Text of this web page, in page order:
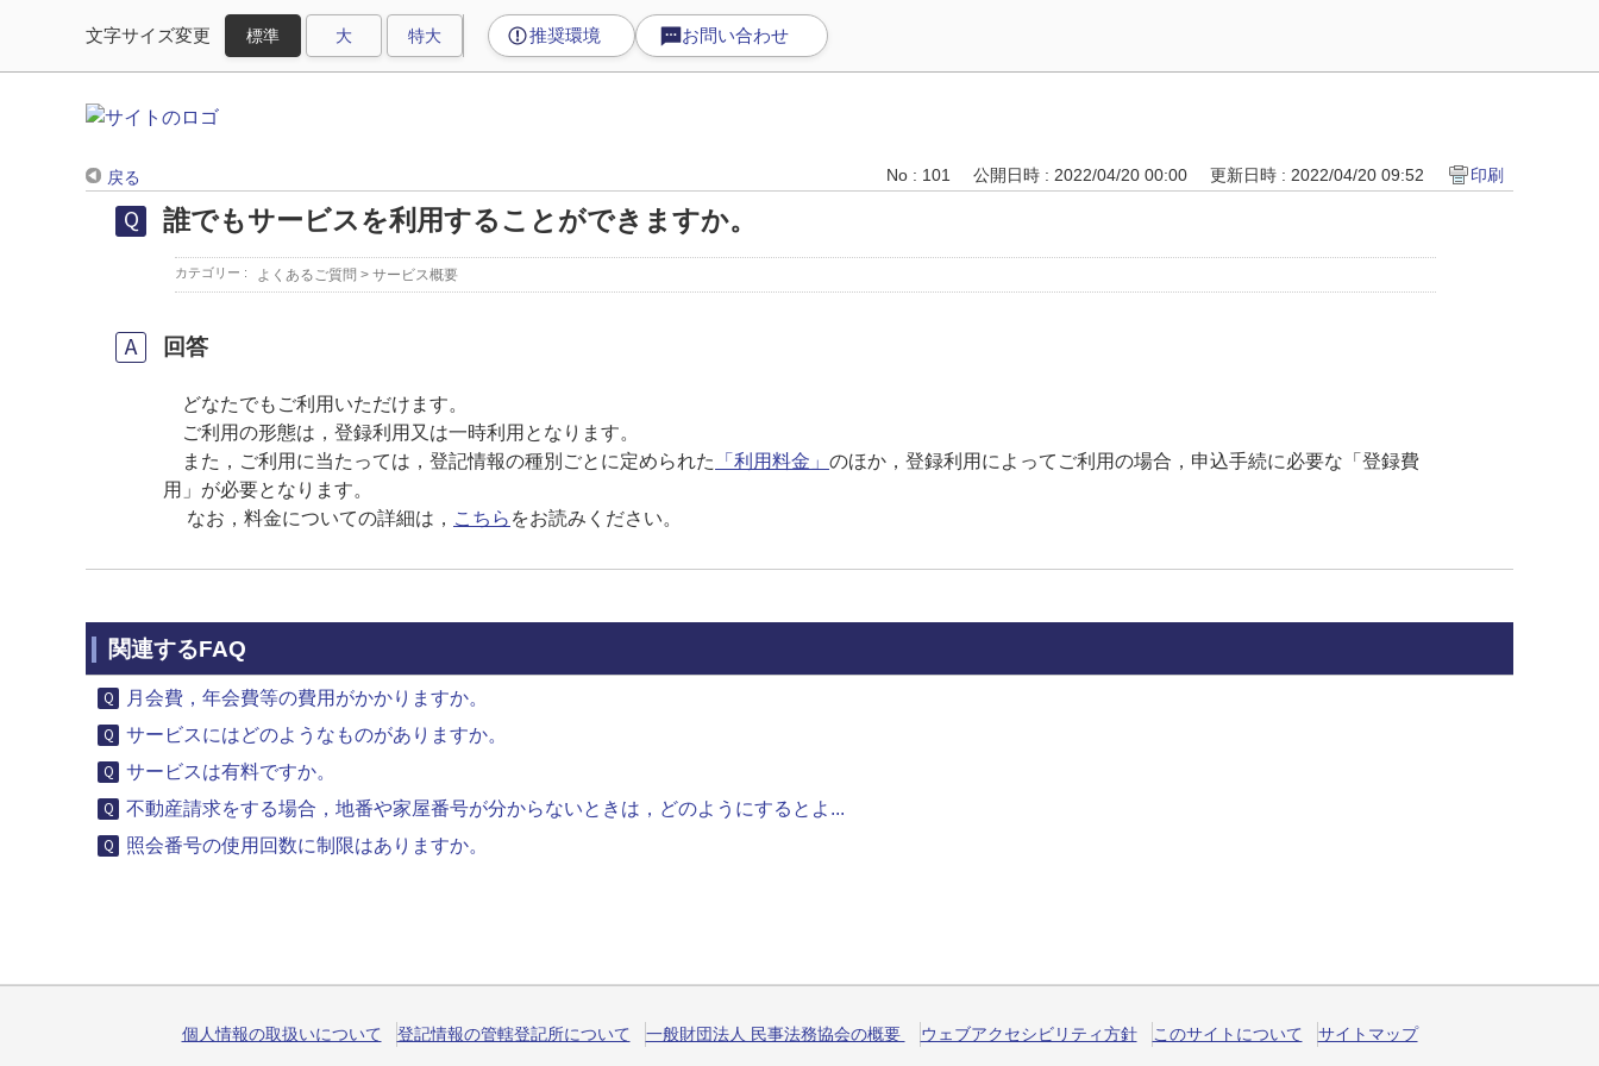
文字サイズ変更 推奨環境 お問い合わせ
戻る No : 101 公開日時 : 2022/04/20 00:00 更新日時 : 2022/04/20 09:52 印刷
誰でもサービスを利用することができますか。
カテゴリー : よくあるご質問 > サービス概要
回答
どなたでもご利用いただけます。
ご利用の形態は，登録利用又は一時利用となります。
また，ご利用に当たっては，登記情報の種別ごとに定められた
「利用料金」 のほか，登録利用によってご利用の場合，申込手続に必要な「登録費
用」が必要となります。
なお，料金についての詳細は， こちら をお読みください。
関連するFAQ
月会費，年会費等の費用がかかりますか。
サービスにはどのようなものがありますか。
サービスは有料ですか。
不動産請求をする場合，地番や家屋番号が分からないときは，どのようにするとよ...
照会番号の使用回数に制限はありますか。
個人情報の取扱いについて 登記情報の管轄登記所について 一般財団法人 民事法務協会の概要 ウェブアクセシビリティ方針 このサイトについて サイトマップ